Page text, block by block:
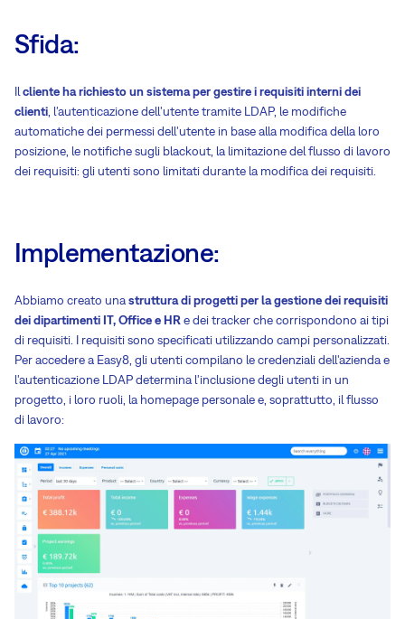
Sfida:
Ilcliente ha richiesto un sistema per gestire i requisiti interni dei
clienti, l'autenticazione dell'utente tramite LDAP, le modifiche
automatiche dei permessi dell'utente in base alla modifica della loro
posizione, le notifiche sugli blackout, la limitazione del flusso di lavoro
dei requisiti: gli utenti sono limitati durante la modifica dei requisiti.
Implementazione:
Abbiamo creato unastruttura di progetti per la gestione dei requisiti
dei dipartimenti IT, Office e HR e dei tracker che corrispondono ai tipi
di requisiti. I requisiti sono specificati utilizzando campi personalizzati.
Per accedere a Easy8, gli utenti compilano le credenziali dell'azienda e
l'autenticazione LDAP determina l'inclusione degli utenti in un
progetto, i loro ruoli, la homepage personale e, soprattutto, il flusso
di lavoro: